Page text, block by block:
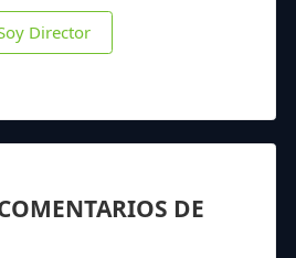
Director
DE